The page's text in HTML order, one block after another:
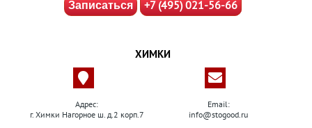
Записаться +7 (495) 021-56-66
ХИМКИ
Адрес:
г. Химки Нагорное ш. д.2 корп.7
Email:
info@stogood.ru